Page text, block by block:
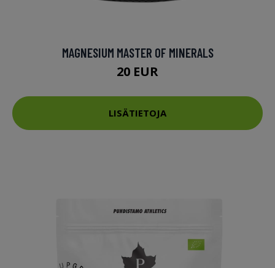
MAGNESIUM MASTER OF MINERALS
20 EUR
LISÄTIETOJA